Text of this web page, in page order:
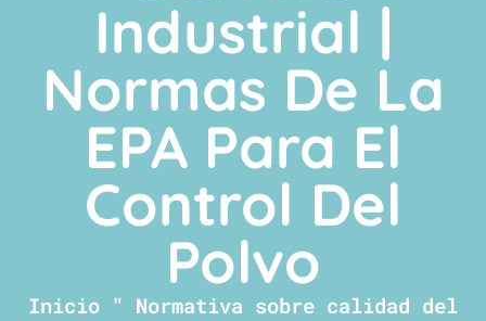
Industrial |
Normas De La
EPA Para El
Control Del
Polvo
Inicio " Normativa sobre calidad del